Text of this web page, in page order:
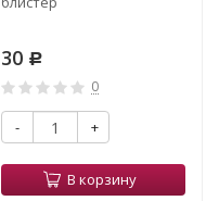
30 Р
0
- +
В корзину